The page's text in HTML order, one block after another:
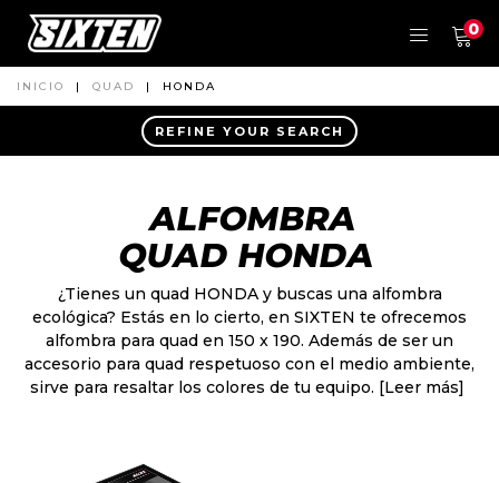
0
INICIO | QUAD | HONDA
REFINE YOUR SEARCH
ALFOMBRA
QUAD HONDA
¿Tienes un quad HONDA y buscas una alfombra
ecológica? Estás en lo cierto, en SIXTEN te ofrecemos
alfombra para quad en 150 x 190. Además de ser un
accesorio para quad respetuoso con el medio ambiente,
sirve para resaltar los colores de tu equipo. [Leer más]